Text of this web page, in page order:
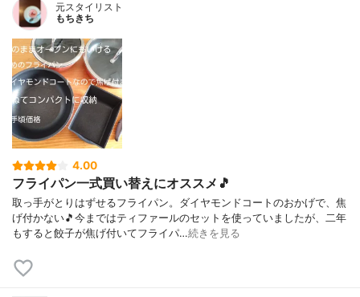
元スタイリスト
もちきち
4.00
フライパン一式買い替えにオススメ🎵
取っ手がとりはずせるフライパン。ダイヤモンドコートのおかげで、焦
げ付かない🎵今まではティファールのセットを使っていましたが、二年
もすると餃子が焦げ付いてフライパ…続きを見る